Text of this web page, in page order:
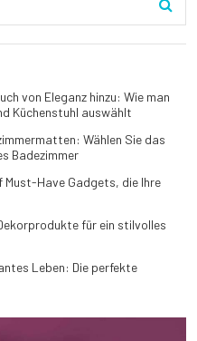
von Eleganz hinzu: Wie man
Küchenstuhl auswählt
Wählen Sie das
Badezimmer
Must-Have Gadgets, die Ihre
für ein stilvolles
Leben: Die perfekte